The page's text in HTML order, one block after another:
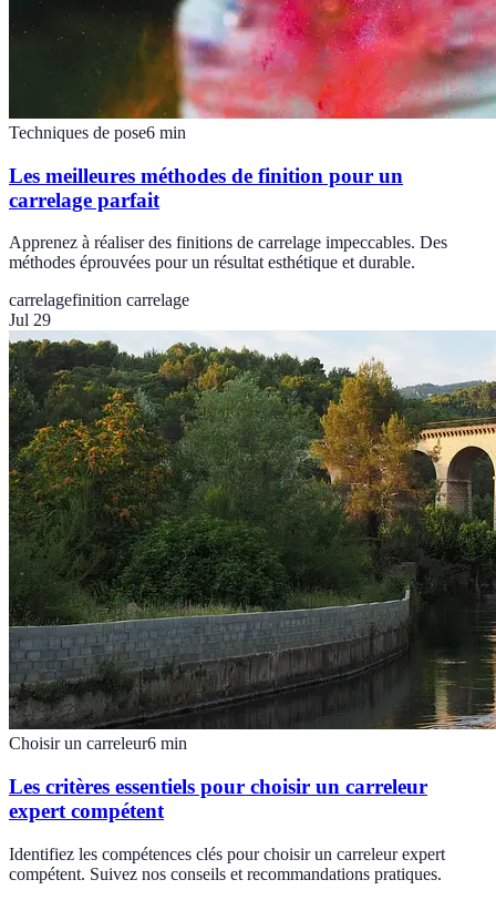
Techniques de pose6 min
Les meilleures méthodes de finition pour un
carrelage parfait
Apprenez à réaliser des finitions de carrelage impeccables. Des
méthodes éprouvées pour un résultat esthétique et durable.
carrelagefinition carrelage
Jul 29
Choisir un carreleur6 min
Les critères essentiels pour choisir un carreleur
expert compétent
Identifiez les compétences clés pour choisir un carreleur expert
compétent. Suivez nos conseils et recommandations pratiques.